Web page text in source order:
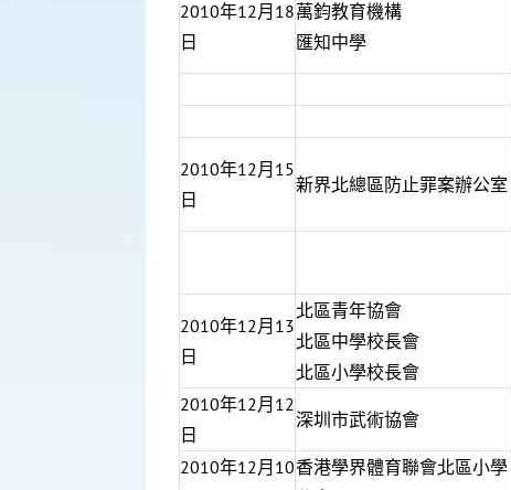
2010年12月18
日
萬鈞教育機構
匯知中學
2010年12月15
日
新界北總區防止罪案辦公室
2010年12月13
日
北區青年協會
北區中學校長會
北區小學校長會
2010年12月12
日
深圳市武術協會
2010年12月10香港學界體育聯會北區小學